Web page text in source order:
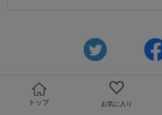
トップ お気に入り